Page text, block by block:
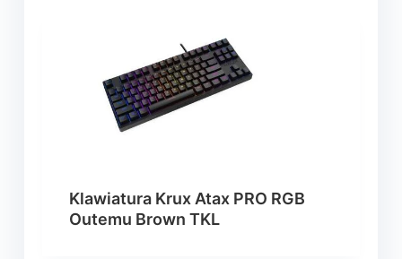
Klawiatura Krux Atax PRO RGB
Outemu Brown TKL